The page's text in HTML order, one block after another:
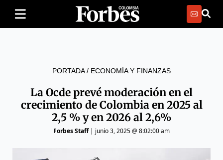
PORTADA/ ECONOMÍA Y FINANZAS
La Ocde prevé moderación en el
crecimiento de Colombia en 2025 al
2,5 % y en 2026 al 2,6%
Forbes Staff| junio 3, 2025 @ 8:02:00 am